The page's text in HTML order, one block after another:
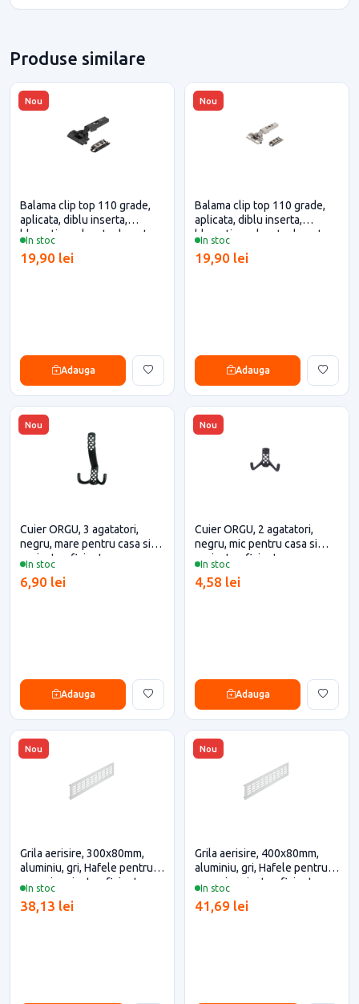
Produse similare
Nou
In stoc
Balama clip top 110 grade,
aplicata, diblu inserta,
blumotion, placuta dreapta,
casa si proiecte eficiente
19,90 lei
Adauga
Nou
In stoc
Balama clip top 110 grade,
aplicata, diblu inserta,
blumotion, placuta dreapta,
si proiecte eficiente
19,90 lei
Adauga
Nou
In stoc
Cuier ORGU, 3 agatatori,
negru, mare pentru casa si
proiecte eficiente
6,90 lei
Adauga
Nou
In stoc
Cuier ORGU, 2 agatatori,
negru, mic pentru casa si
proiecte eficiente
4,58 lei
Adauga
Nou
In stoc
Grila aerisire, 300x80mm,
aluminiu, gri, Hafele pentru
casa si proiecte eficiente
38,13 lei
Nou
In stoc
Grila aerisire, 400x80mm,
aluminiu, gri, Hafele pentru
casa si proiecte eficiente
41,69 lei